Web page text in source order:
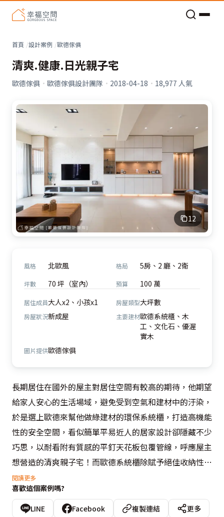
首頁 設計案例 歐德傢俱
清爽.健康.日光親子宅
歐德傢俱 · 歐德傢俱設計團隊 · 2018-04-18 · 18,977 人氣
12
風格 北歐風 格局 5房、2 廳、2衛
坪數 70 坪（室內） 預算 100 萬
居住成員大人x2、小孩x1 房屋類型大坪數
房屋狀況新成屋 主要建材歐德系統櫃、木
工、文化石、優渥
實木
圖片提供歐德傢俱
長期居住在國外的屋主對居住空間有較高的期待，他期望
給家人安心的生活場域，避免受到空氣和建材中的汙染，
於是選上歐德來幫他做綠建材的環保系統櫃，打造高機能
性的安全空間，看似簡單平易近人的居家設計卻隱藏不少
巧思，以耐看附有質感的平釘天花板包覆管線，呼應屋主
想營造的清爽親子宅！而歐德系統櫃除賦予絕佳收納性之
外，還替屋主考量了玄關的風水問題，使用相當有趣味風
格的條紋木板來遮掩有「電老虎」之稱的電箱，不只化解
風水上的忌諱，還讓玄關多了一份童心玩味。
閱讀更多
喜歡這個案例嗎?
LINE Facebook 複製連結
更多